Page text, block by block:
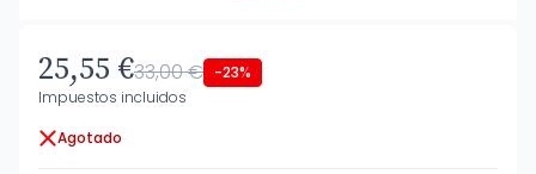
25,55 €33,00 € -23%
Impuestos incluidos
Agotado